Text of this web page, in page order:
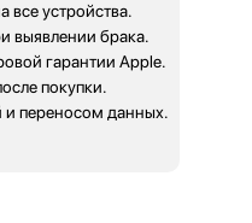
все устройства.
выявлении брака.
гарантии Apple.
покупки.
переносом данных.